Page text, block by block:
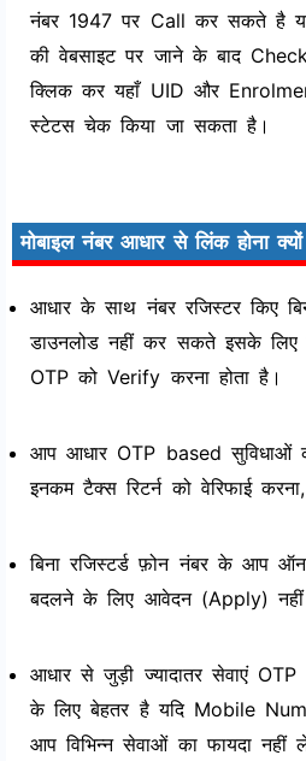
नंबर 1947 पर Call कर सकते है
की वेबसाइट पर जाने के बाद
क्लिक कर यहाँ UID और
स्टेटस चेक किया जा सकता है।
मोबाइल नंबर आधार से लिंक होना
आधार के साथ नंबर रजिस्टर किए
डाउनलोड नहीं कर सकते इसके लिए
OTP को Verify करना होता है।
आप आधार OTP based
इनकम टैक्‍स रिटर्न को वेरिफाई
बिना रजिस्टर्ड फ़ोन नंबर के आप
बदलने के लिए आवेदन (Apply)
आधार से जुड़ी ज्यादातर सेवाएं
के लिए बेहतर है यदि Mobile
आप विभिन्न सेवाओं का फायदा नहीं